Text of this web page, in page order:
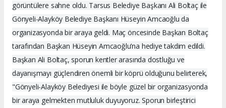
görüntülere sahne oldu. Tarsus Belediye Başkanı Ali Boltaç ile
Gönyeli-Alayköy Belediye Başkanı Hüseyin Amcaoğlu da
organizasyonda bir araya geldi. Maç öncesinde Başkan Boltaç
tarafından Başkan Hüseyin Amcaoğlu’na hediye takdim edildi.
Başkan Ali Boltaç, sporun kentler arasında dostluğu ve
dayanışmayı güçlendiren önemli bir köprü olduğunu belirterek,
"Gönyeli-Alayköy Belediyesi ile böyle güzel bir organizasyonda
bir araya gelmekten mutluluk duyuyoruz. Sporun birleştirici